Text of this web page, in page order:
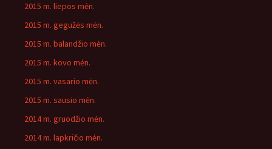
2015 m. liepos mėn.
2015 m. gegužės mėn.
2015 m. balandžio mėn.
2015 m. kovo mėn.
2015 m. vasario mėn.
2015 m. sausio mėn.
2014 m. gruodžio mėn.
2014 m. lapkričio mėn.